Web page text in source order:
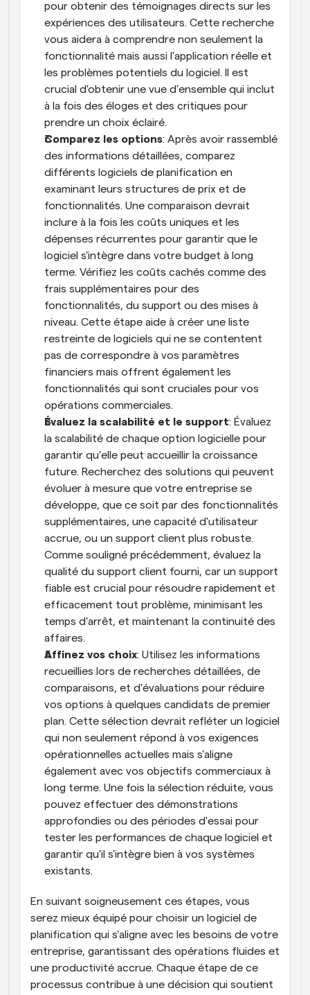
pour obtenir des témoignages directs sur les
expériences des utilisateurs. Cette recherche
vous aidera à comprendre non seulement la
fonctionnalité mais aussi l'application réelle et
les problèmes potentiels du logiciel. Il est
crucial d'obtenir une vue d'ensemble qui inclut
à la fois des éloges et des critiques pour
prendre un choix éclairé.
Comparez les options: Après avoir rassemblé
des informations détaillées, comparez
différents logiciels de planification en
examinant leurs structures de prix et de
fonctionnalités. Une comparaison devrait
inclure à la fois les coûts uniques et les
dépenses récurrentes pour garantir que le
logiciel s'intègre dans votre budget à long
terme. Vérifiez les coûts cachés comme des
frais supplémentaires pour des
fonctionnalités, du support ou des mises à
niveau. Cette étape aide à créer une liste
restreinte de logiciels qui ne se contentent
pas de correspondre à vos paramètres
financiers mais offrent également les
fonctionnalités qui sont cruciales pour vos
opérations commerciales.
Évaluez la scalabilité et le support: Évaluez
la scalabilité de chaque option logicielle pour
garantir qu'elle peut accueillir la croissance
future. Recherchez des solutions qui peuvent
évoluer à mesure que votre entreprise se
développe, que ce soit par des fonctionnalités
supplémentaires, une capacité d'utilisateur
accrue, ou un support client plus robuste.
Comme souligné précédemment, évaluez la
qualité du support client fourni, car un support
fiable est crucial pour résoudre rapidement et
efficacement tout problème, minimisant les
temps d'arrêt, et maintenant la continuité des
affaires.
Affinez vos choix: Utilisez les informations
recueillies lors de recherches détaillées, de
comparaisons, et d'évaluations pour réduire
vos options à quelques candidats de premier
plan. Cette sélection devrait refléter un logiciel
qui non seulement répond à vos exigences
opérationnelles actuelles mais s'aligne
également avec vos objectifs commerciaux à
long terme. Une fois la sélection réduite, vous
pouvez effectuer des démonstrations
approfondies ou des périodes d'essai pour
tester les performances de chaque logiciel et
garantir qu'il s'intègre bien à vos systèmes
existants.
En suivant soigneusement ces étapes, vous
serez mieux équipé pour choisir un logiciel de
planification qui s'aligne avec les besoins de votre
entreprise, garantissant des opérations fluides et
une productivité accrue. Chaque étape de ce
processus contribue à une décision qui soutient